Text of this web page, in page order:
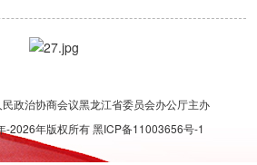
政治协商会议黑龙江省委员会办公厅主办
-2026年版权所有黑ICP备11003656号-1